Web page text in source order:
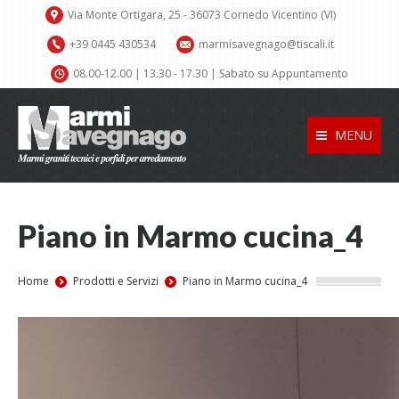
Via Monte Ortigara, 25 - 36073 Cornedo Vicentino (VI)
+39 0445 430534
marmisavegnago@tiscali.it
08.00-12.00 | 13.30 - 17.30 | Sabato su Appuntamento
MENU
Piano in Marmo cucina_4
You are here:
Home Prodotti e Servizi Piano in Marmo cucina_4